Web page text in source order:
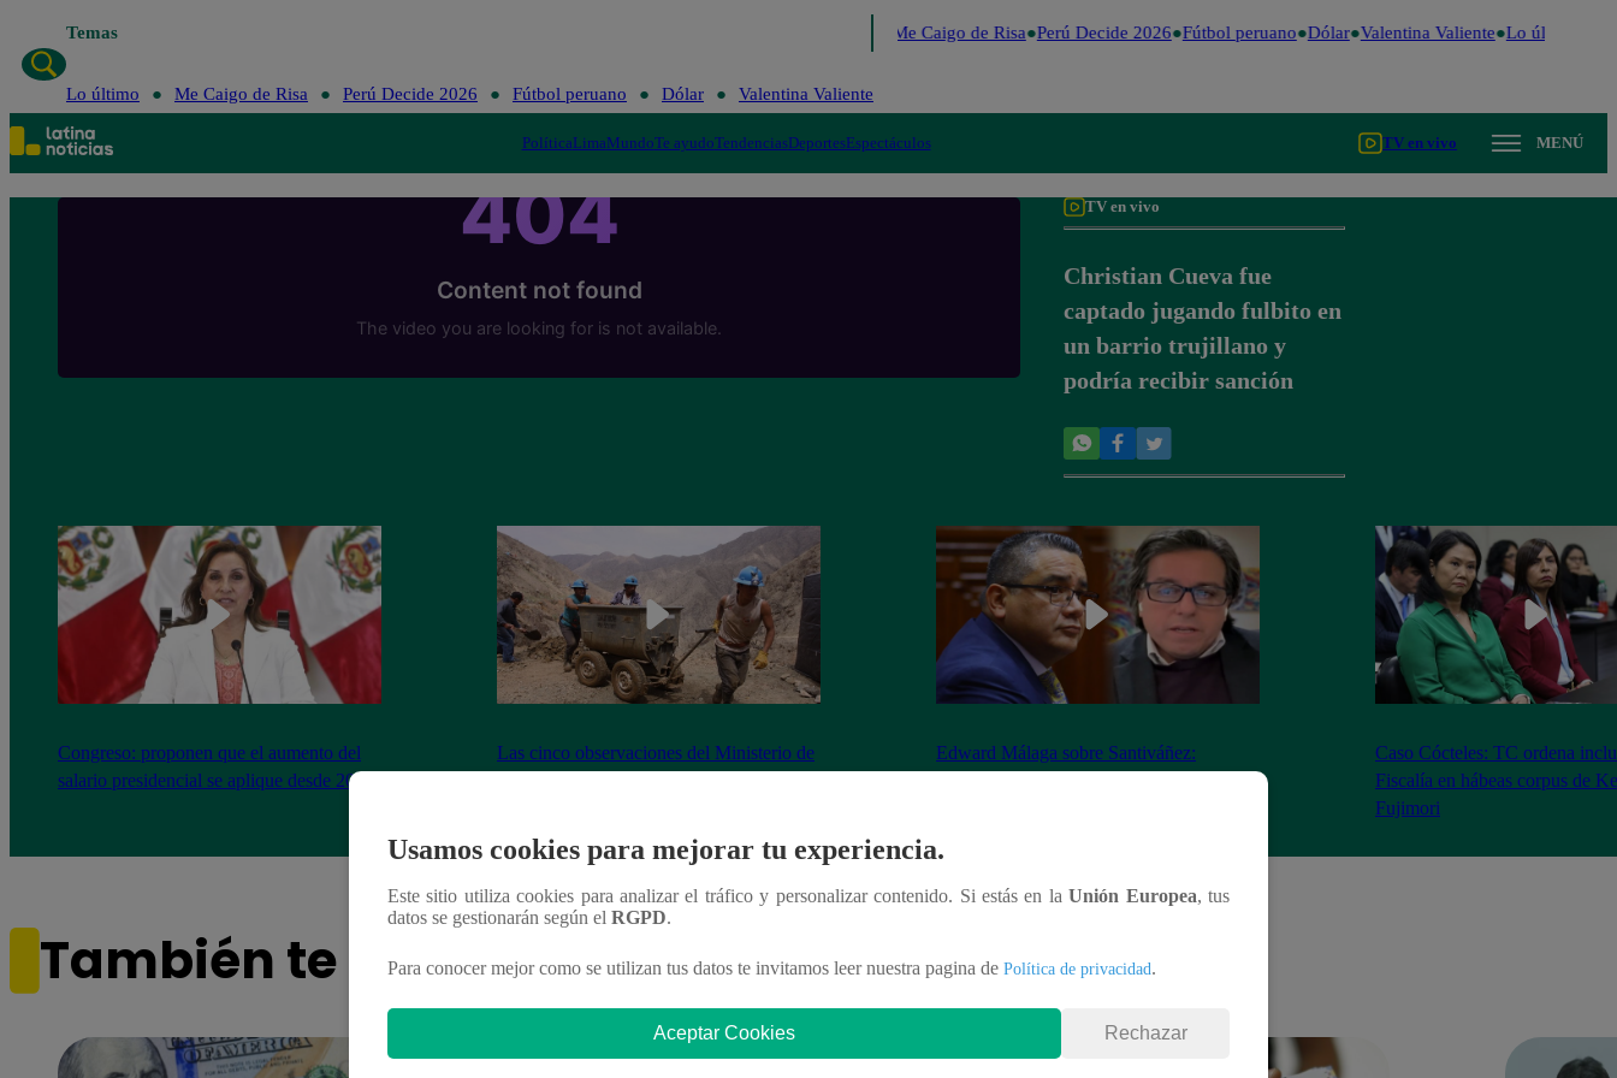
Temas Me Caigo de Risa Perú Decide 2026 Fútbol peruano Dólar Valentina Valiente Lo último
Lo último Me Caigo de Risa Perú Decide 2026 Fútbol peruano Dólar Valentina Valiente
PolíticaLimaMundoTe ayudoTendenciasDeportesEspectáculos TV en vivo MENÚ
TV en vivo
Christian Cueva fue
captado jugando fulbito en
un barrio trujillano y
podría recibir sanción
Congreso: proponen que el aumento del
salario presidencial se aplique desde 2026
Las cinco observaciones del Ministerio de
Edward Málaga sobre Santiváñez:
Caso Cócteles: TC ordena
Fiscalía en hábeas corpus de
Fujimori
También te puede interesar
Usamos cookies para mejorar tu experiencia.
Este sitio utiliza cookies para analizar el tráfico y personalizar contenido. Si estás en laUnión Europea, tus
datos se gestionarán según el RGPD.
Para conocer mejor como se utilizan tus datos te invitamos leer nuestra pagina de Política de privacidad.
Aceptar Cookies Rechazar